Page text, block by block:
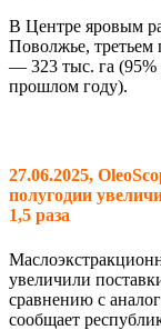
В Центре яровым
Поволжье, третьем
— 323 тыс. га (95%
прошлом году).
27.06.2025,
полугодии
1,5 раза
увеличили
сравнению с
сообщает